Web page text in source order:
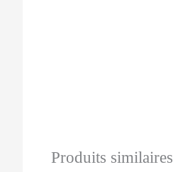
Produits similaires